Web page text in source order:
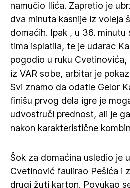
namučio Ilića. Zapretio je
dva minuta kasnije iz voleja
domaćih. Ipak , u 36. minutu
tima isplatila, te je udarac
pogodio u ruku
iz VAR sobe, arbitar je
Svi znamo da odatle Gelor
finišu prvog dela igre je
udvostruči prednost, ali je
nakon karakteristične
Šok za domaćina usledio je
Cvetinović faulirao Pešića i
drugi žuti karton. Povukao